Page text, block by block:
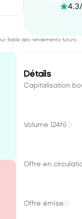
fiable des rendements futurs.
Détails
Capitalisation
Volume (24h)
Offre en
Offre émise